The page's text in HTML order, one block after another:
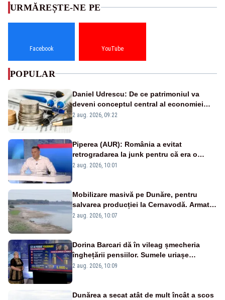
URMĂREȘTE-NE PE
Facebook YouTube
POPULAR
Daniel Udrescu: De ce patrimoniul va
deveni conceptul central al economiei
viitoare?
2 aug. 2026, 09:22
Piperea (AUR): România a evitat
retrogradarea la junk pentru că era o
catastrofă pentru bănci și fondurile de
2 aug. 2026, 10:01
Mobilizare masivă pe Dunăre, pentru
salvarea producției la Cernavodă. Armata
va detona o stâncă și va devia apa
2 aug. 2026, 10:07
Dorina Barcari dă în vileag șmecheria
înghețării pensiilor. Sumele uriașe
pierdute de fiecare român
2 aug. 2026, 10:09
Dunărea a secat atât de mult încât a scos